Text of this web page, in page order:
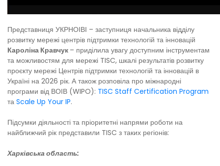
Представниця УКРНОІВІ – заступниця начальника відділу
розвитку мережі центрів підтримки технологій та інновацій
Кароліна Кравчук – приділила увагу доступним інструментам
та можливостям для мережі TISC, шкалі результатів розвитку
проєкту мережі Центрів підтримки технологій та інновацій в
Україні на 2026 рік. А також розповіла про міжнародні
програми від ВОІВ (WIPO): TISC Staff Certification Program
та Scale Up Your IP.
Підсумки діяльності та пріоритетні напрями роботи на
найближчий рік представили TISC з таких регіонів:
Харківська область: